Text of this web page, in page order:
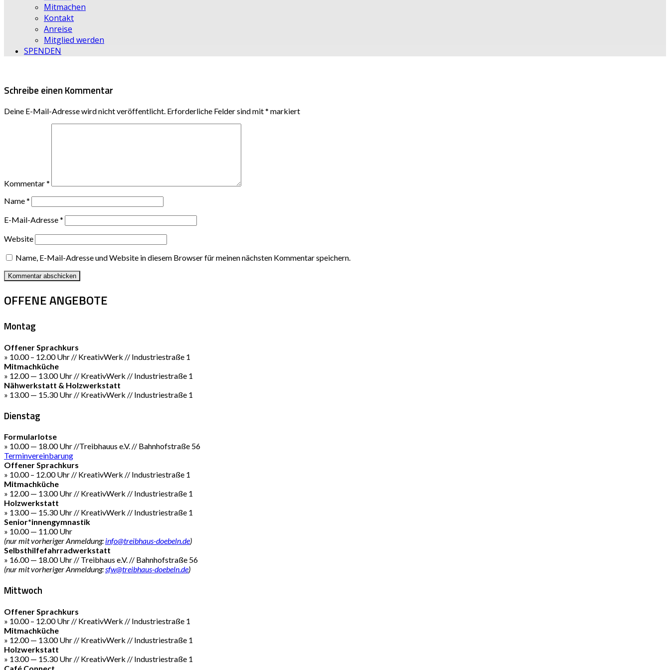
Mitmachen
Kontakt
Anreise
Mitglied werden
SPENDEN
Schreibe einen Kommentar
Deine E-Mail-Adresse wird nicht veröffentlicht. Erforderliche Felder sind mit* markiert
Kommentar*
Name*
E-Mail-Adresse*
Website
Name, E-Mail-Adresse und Website in diesem Browser für meinen nächsten Kommentar speichern.
OFFENE ANGEBOTE
Montag
Offener Sprachkurs
» 10.00 – 12.00 Uhr // KreativWerk // Industriestraße 1
Mitmachküche
» 12.00 — 13.00 Uhr // KreativWerk // Industriestraße 1
Nähwerkstatt & Holzwerkstatt
» 13.00 — 15.30 Uhr // KreativWerk // Industriestraße 1
Dienstag
Formularlotse
» 10.00 — 18.00 Uhr //Treibhauus e.V. // Bahnhofstraße 56
Terminvereinbarung
Offener Sprachkurs
» 10.00 – 12.00 Uhr // KreativWerk // Industriestraße 1
Mitmachküche
» 12.00 — 13.00 Uhr // KreativWerk // Industriestraße 1
Holzwerkstatt
» 13.00 — 15.30 Uhr // KreativWerk // Industriestraße 1
Senior*innengymnastik
» 10.00 — 11.00 Uhr
(nur mit vorheriger Anmeldung: info@treibhaus-doebeln.de)
Selbsthilfefahrradwerkstatt
» 16.00 — 18.00 Uhr // Treibhaus e.V. // Bahnhofstraße 56
(nur mit vorheriger Anmeldung:sfw@treibhaus-doebeln.de)
Mittwoch
Offener Sprachkurs
» 10.00 – 12.00 Uhr // KreativWerk // Industriestraße 1
Mitmachküche
» 12.00 — 13.00 Uhr // KreativWerk // Industriestraße 1
Holzwerkstatt
» 13.00 — 15.30 Uhr // KreativWerk // Industriestraße 1